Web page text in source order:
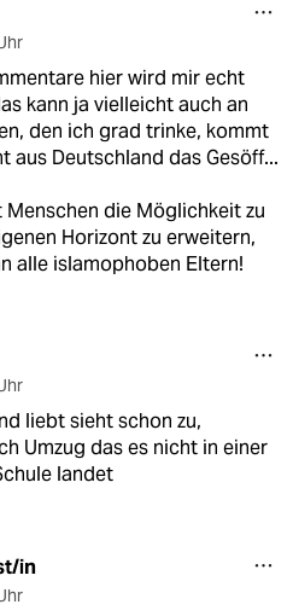
hier wird mir echt
kann ja vielleicht auch an
den ich grad trinke, kommt
aus Deutschland das Gesöff...
Menschen die Möglichkeit zu
Horizont zu erweitern,
alle islamophoben Eltern!
liebt sieht schon zu,
Umzug das es nicht in einer
landet
in